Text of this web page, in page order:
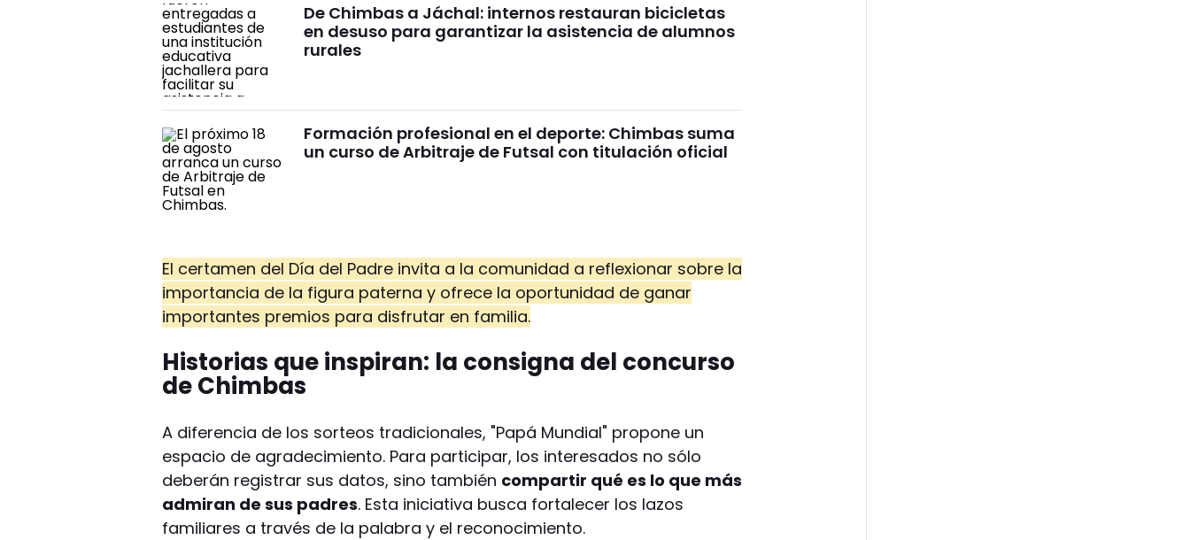
De Chimbas a Jáchal: internos restauran bicicletas
en desuso para garantizar la asistencia de alumnos
rurales
Formación profesional en el deporte: Chimbas suma
un curso de Arbitraje de Futsal con titulación oficial
El certamen del Día del Padre invita a la comunidad a reflexionar sobre la
importancia de la figura paterna y ofrece la oportunidad de ganar
importantes premios para disfrutar en familia.
Historias que inspiran: la consigna del concurso
de Chimbas
A diferencia de los sorteos tradicionales, "Papá Mundial" propone un
espacio de agradecimiento. Para participar, los interesados no sólo
deberán registrar sus datos, sino también compartir qué es lo que más
admiran de sus padres. Esta iniciativa busca fortalecer los lazos
familiares a través de la palabra y el reconocimiento.